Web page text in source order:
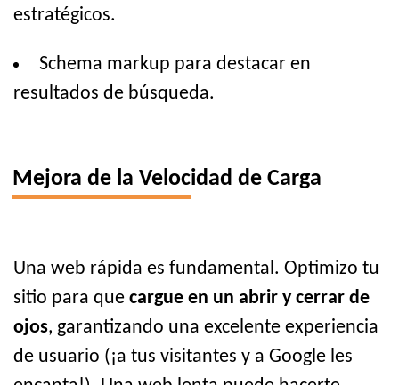
estratégicos.
Schema markup para destacar en
resultados de búsqueda.
Mejora de la Velocidad de Carga
Una web rápida es fundamental. Optimizo tu
sitio para que cargue en un abrir y cerrar de
ojos, garantizando una excelente experiencia
de usuario (¡a tus visitantes y a Google les